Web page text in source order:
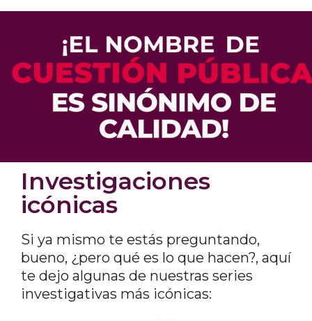
Investigaciones
icónicas
Si ya mismo te estás preguntando,
bueno, ¿pero qué es lo que hacen?, aquí
te dejo algunas de nuestras series
investigativas más icónicas: